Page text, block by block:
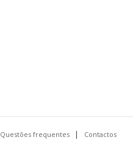
Questões frequentes Contactos